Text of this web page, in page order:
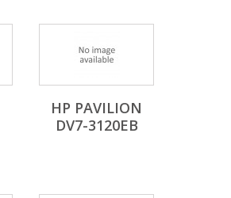
HP PAVILION
DV7-3120EB